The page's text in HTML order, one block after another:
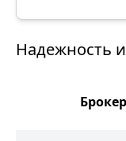
Надежность
Брокер